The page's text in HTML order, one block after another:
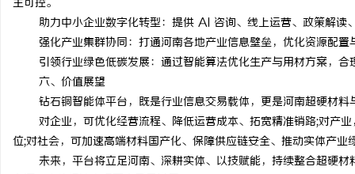
主可控。
助力中小企业数字化转型：提供 AI 咨询、线上运营、政策解读
强化产业集群协同：打通河南各地产业信息壁垒，优化资源配
引领行业绿色低碳发展：通过智能算法优化生产与用材方案，
六、价值展望
钻石铜智能体平台，既是行业信息交易载体，更是河南超硬材
对企业，可优化经营流程、降低运营成本、拓宽精准销路;对产
位;对社会，可加速高端材料国产化、保障供应链安全、推动实体产业
未来，平台将立足河南、深耕实体、以技赋能，持续整合超硬